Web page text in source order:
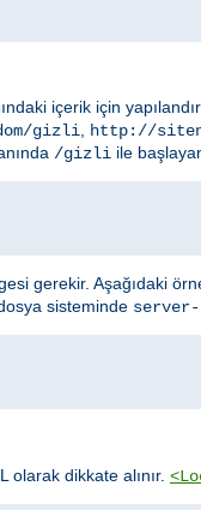
içerik için
gizli, http://
/gizli ile
gerekir. Aşağıdaki
sisteminde
dikkate alınır.